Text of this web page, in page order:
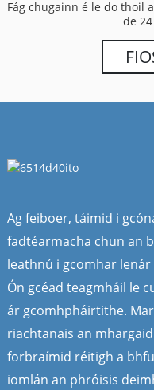
Fág chugainn é le do thoil
de
Ag feiboer, táimid i
fadtéarmacha chun an
leathnú i gcomhar
Ón gcéad teagmháil le
ár gcomhpháirtithe.
riachtanais an
forbraímid réitigh a
iomlán an phróisis